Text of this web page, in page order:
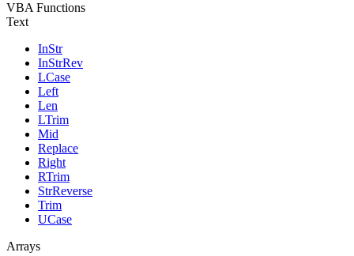
VBA Functions
Text
InStr
InStrRev
LCase
Left
Len
LTrim
Mid
Replace
Right
RTrim
StrReverse
Trim
UCase
Arrays